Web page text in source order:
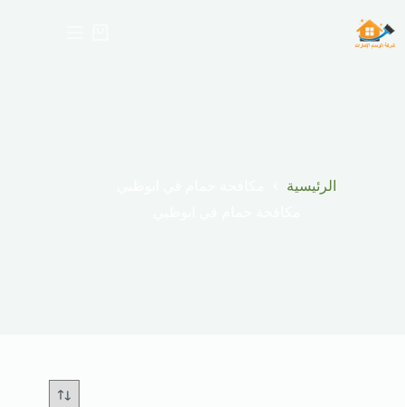
إلى
المحتوى
الرئيسية